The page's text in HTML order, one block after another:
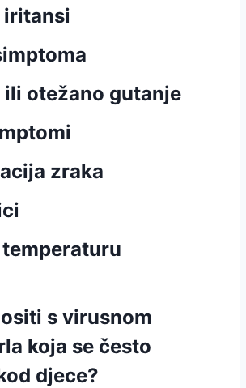
iritansi
ili otežano gutanje
zraka
s virusnom
koja se često
djece?